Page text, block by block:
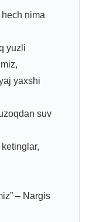
hech nima
yuzli
yaxshi
suv
– Nargis